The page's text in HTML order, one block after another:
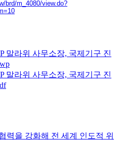
brd/m_4080/view.do?
말라위 사무소장, 국제기구 진
말라위 사무소장, 국제기구 진
력을 강화해 전 세계 인도적 위